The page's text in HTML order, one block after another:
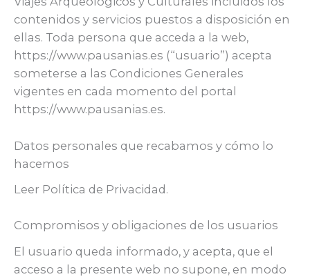
contenidos y servicios puestos a disposición en
ellas. Toda persona que acceda a la web,
https://www.pausanias.es (“usuario”) acepta
someterse a las Condiciones Generales
vigentes en cada momento del portal
https://www.pausanias.es.
Datos personales que recabamos y cómo lo
hacemos
Leer Política de Privacidad.
Compromisos y obligaciones de los usuarios
El usuario queda informado, y acepta, que el
acceso a la presente web no supone, en modo